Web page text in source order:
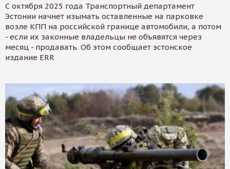
С октября 2025 года Транспортный департамент
Эстонии начнет изымать оставленные на парковке
возле КПП на российской границе автомобили, а потом
- если их законные владельцы не объявятся через
месяц - продавать. Об этом сообщает эстонское
издание ERR